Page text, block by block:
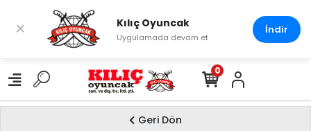
0
Geri Dön
× Kılıç Oyuncak
Uygulamada devam et
İndir